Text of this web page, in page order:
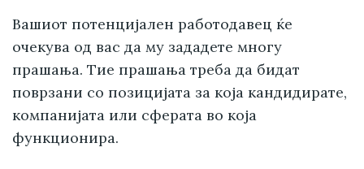
Вашиот потенцијален работодавец ќе
очекува од вас да му зададете многу
прашања. Тие прашања треба да бидат
поврзани со позицијата за која кандидирате,
компанијата или сферата во која
функционира.